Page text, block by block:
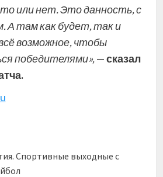
или нет. Это данность, с
А там как будет, так и
возможное, чтобы
победителями»,—сказал
Спортивные выходные с